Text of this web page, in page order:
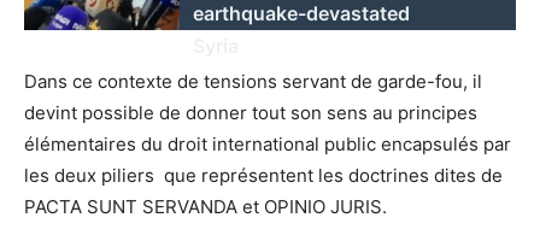
earthquake-devastated
Dans ce contexte de tensions servant de garde-fou, il
devint possible de donner tout son sens au principes
élémentaires du droit international public encapsulés par
les deux piliers que représentent les doctrines dites de
PACTA SUNT SERVANDA et OPINIO JURIS.